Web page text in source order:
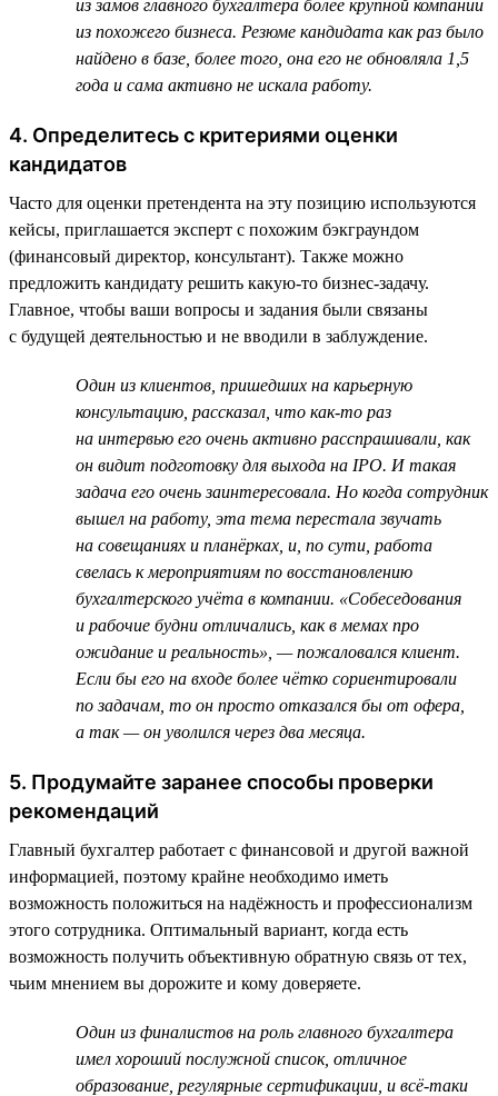
из замов главного бухгалтера более крупной компании
из похожего бизнеса. Резюме кандидата как раз было
найдено в базе, более того, она его не обновляла 1,5
года и сама активно не искала работу.
4. Определитесь с критериями оценки
кандидатов
Часто для оценки претендента на эту позицию используются
кейсы, приглашается эксперт с похожим бэкграундом
(финансовый директор, консультант). Также можно
предложить кандидату решить какую-то бизнес-задачу.
Главное, чтобы ваши вопросы и задания были связаны
с будущей деятельностью и не вводили в заблуждение.
Один из клиентов, пришедших на карьерную
консультацию, рассказал, что как-то раз
на интервью его очень активно расспрашивали, как
он видит подготовку для выхода на IPO. И такая
задача его очень заинтересовала. Но когда сотрудник
вышел на работу, эта тема перестала звучать
на совещаниях и планёрках, и, по сути, работа
свелась к мероприятиям по восстановлению
бухгалтерского учёта в компании. «Собеседования
и рабочие будни отличались, как в мемах про
ожидание и реальность», — пожаловался клиент.
Если бы его на входе более чётко сориентировали
по задачам, то он просто отказался бы от офера,
а так — он уволился через два месяца.
5. Продумайте заранее способы проверки
рекомендаций
Главный бухгалтер работает с финансовой и другой важной
информацией, поэтому крайне необходимо иметь
возможность положиться на надёжность и профессионализм
этого сотрудника. Оптимальный вариант, когда есть
возможность получить объективную обратную связь от тех,
чьим мнением вы дорожите и кому доверяете.
Один из финалистов на роль главного бухгалтера
имел хороший послужной список, отличное
образование, регулярные сертификации, и всё-таки